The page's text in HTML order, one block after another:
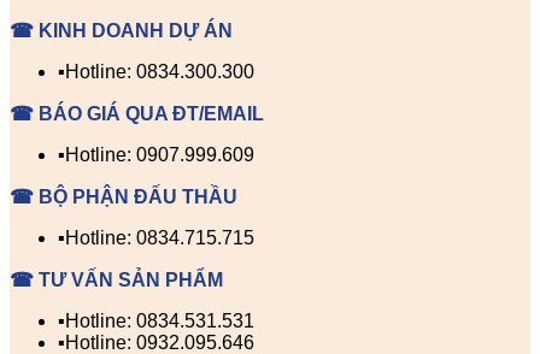
☎ KINH DOANH DỰ ÁN
▪️Hotline: 0834.300.300
☎ BÁO GIÁ QUA ĐT/EMAIL
▪️Hotline: 0907.999.609
☎ BỘ PHẬN ĐẤU THẦU
▪️Hotline: 0834.715.715
☎ TƯ VẤN SẢN PHẨM
▪️Hotline: 0834.531.531
▪️Hotline: 0932.095.646